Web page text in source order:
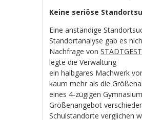
Keine seriöse
Eine anständige
Standortanalyse gab es
Nachfrage von
legte die Verwaltung
ein halbgares Machwerk
kaum mehr als die
eines 4-zügigen
Größenangebot
Schulstandorte verglichen